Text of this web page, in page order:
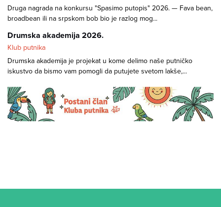
Druga nagrada na konkursu "Spasimo putopis" 2026. — Fava bean,
broadbean ili na srpskom bob bio je razlog mog...
Drumska akademija 2026.
Klub putnika
Drumska akademija je projekat u kome delimo naše putničko
iskustvo da bismo vam pomogli da putujete svetom lakše,...